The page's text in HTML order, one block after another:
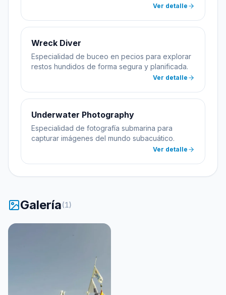
Ver detalle
Wreck Diver
Especialidad de buceo en pecios para explorar
restos hundidos de forma segura y planificada.
Ver detalle
Underwater Photography
Especialidad de fotografía submarina para
capturar imágenes del mundo subacuático.
Ver detalle
Galería(1)